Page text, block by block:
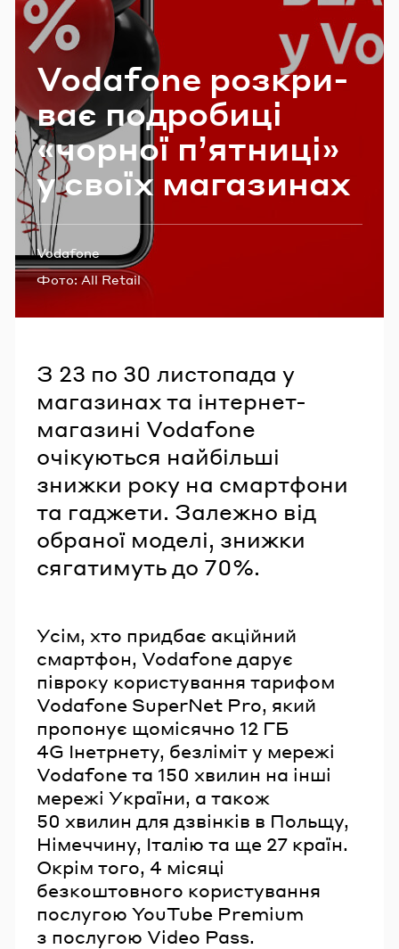
Vodafone роз­кри­
ває по­дро­би­ці
«чор­ної п’я­тни­ці»
у своїх ма­га­зи­нах
Теги:
Vodafone
Фото: All Retail
З 23 по 30 листопада у
магазинах та інтернет-
магазині Vodafone
очікуються найбільші
знижки року на смартфони
та гаджети. Залежно від
обраної моделі, знижки
сягатимуть до 70%.
Усім, хто придбає акційний
смартфон, Vodafone дарує
півроку користування тарифом
Vodafone SuperNet Pro, який
пропонує щомісячно 12 ГБ
4G Інетрнету, безліміт у мережі
Vodafone та 150 хвилин на інші
мережі України, а також
50 хвилин для дзвінків в Польщу,
Німеччину, Італію та ще 27 країн.
Окрім того, 4 місяці
безкоштовного користування
послугою YouTube Premium
з послугою Video Pass.
Email
Пароль
Забули пароль?